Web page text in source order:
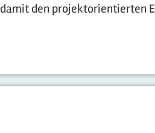
den projektorientierten